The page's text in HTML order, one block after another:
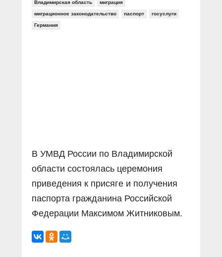
Социальные ролики
Прямой разговор
В знании сила
Газета «Щит и меч»
Журнал «Полиция России»
О ПОРТАЛЕ
Владимирская область миграция
миграционное законодательство паспорт госуслуги
Германия
В УМВД России по Владимирской
области состоялась церемония
приведения к присяге и получения
паспорта гражданина Российской
Федерации Максимом Житниковым.